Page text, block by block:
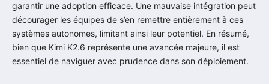
garantir une adoption efficace. Une mauvaise intégration peut
décourager les équipes de s’en remettre entièrement à ces
systèmes autonomes, limitant ainsi leur potentiel. En résumé,
bien que Kimi K2.6 représente une avancée majeure, il est
essentiel de naviguer avec prudence dans son déploiement.